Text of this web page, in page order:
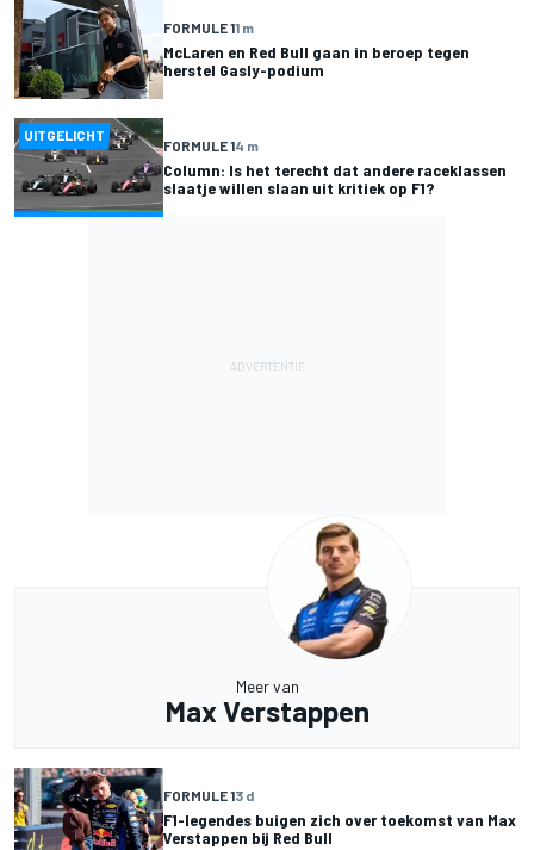
FORMULE 11 m
McLaren en Red Bull gaan in beroep tegen
herstel Gasly-podium
UITGELICHT
FORMULE 14 m
Column: Is het terecht dat andere raceklassen
slaatje willen slaan uit kritiek op F1?
Meer van
Max Verstappen
FORMULE 13 d
F1-legendes buigen zich over toekomst van Max
Verstappen bij Red Bull